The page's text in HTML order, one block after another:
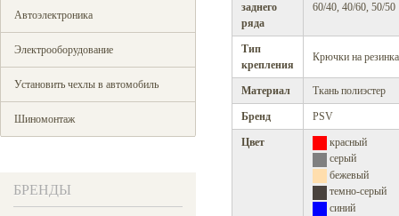
Автоэлектроника
Электрооборудование
Установить чехлы в автомобиль
Шиномонтаж
БРЕНДЫ
заднего
ряда
60/40, 40/60, 50/50
Тип
крепления
Крючки на
Материал Ткань полиэстер
Бренд PSV
Цвет
красный
серый
бежевый
темно-серый
синий